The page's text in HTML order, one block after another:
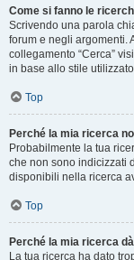
Come si fanno le
Scrivendo una parola
forum e negli argomenti.
collegamento “Cerca”
in base allo stile
Top
Perché la mia ricerca
Probabilmente la tua
che non sono indicizzati
disponibili nella ricerca
Top
Perché la mia ricerca
La tua ricerca ha dato